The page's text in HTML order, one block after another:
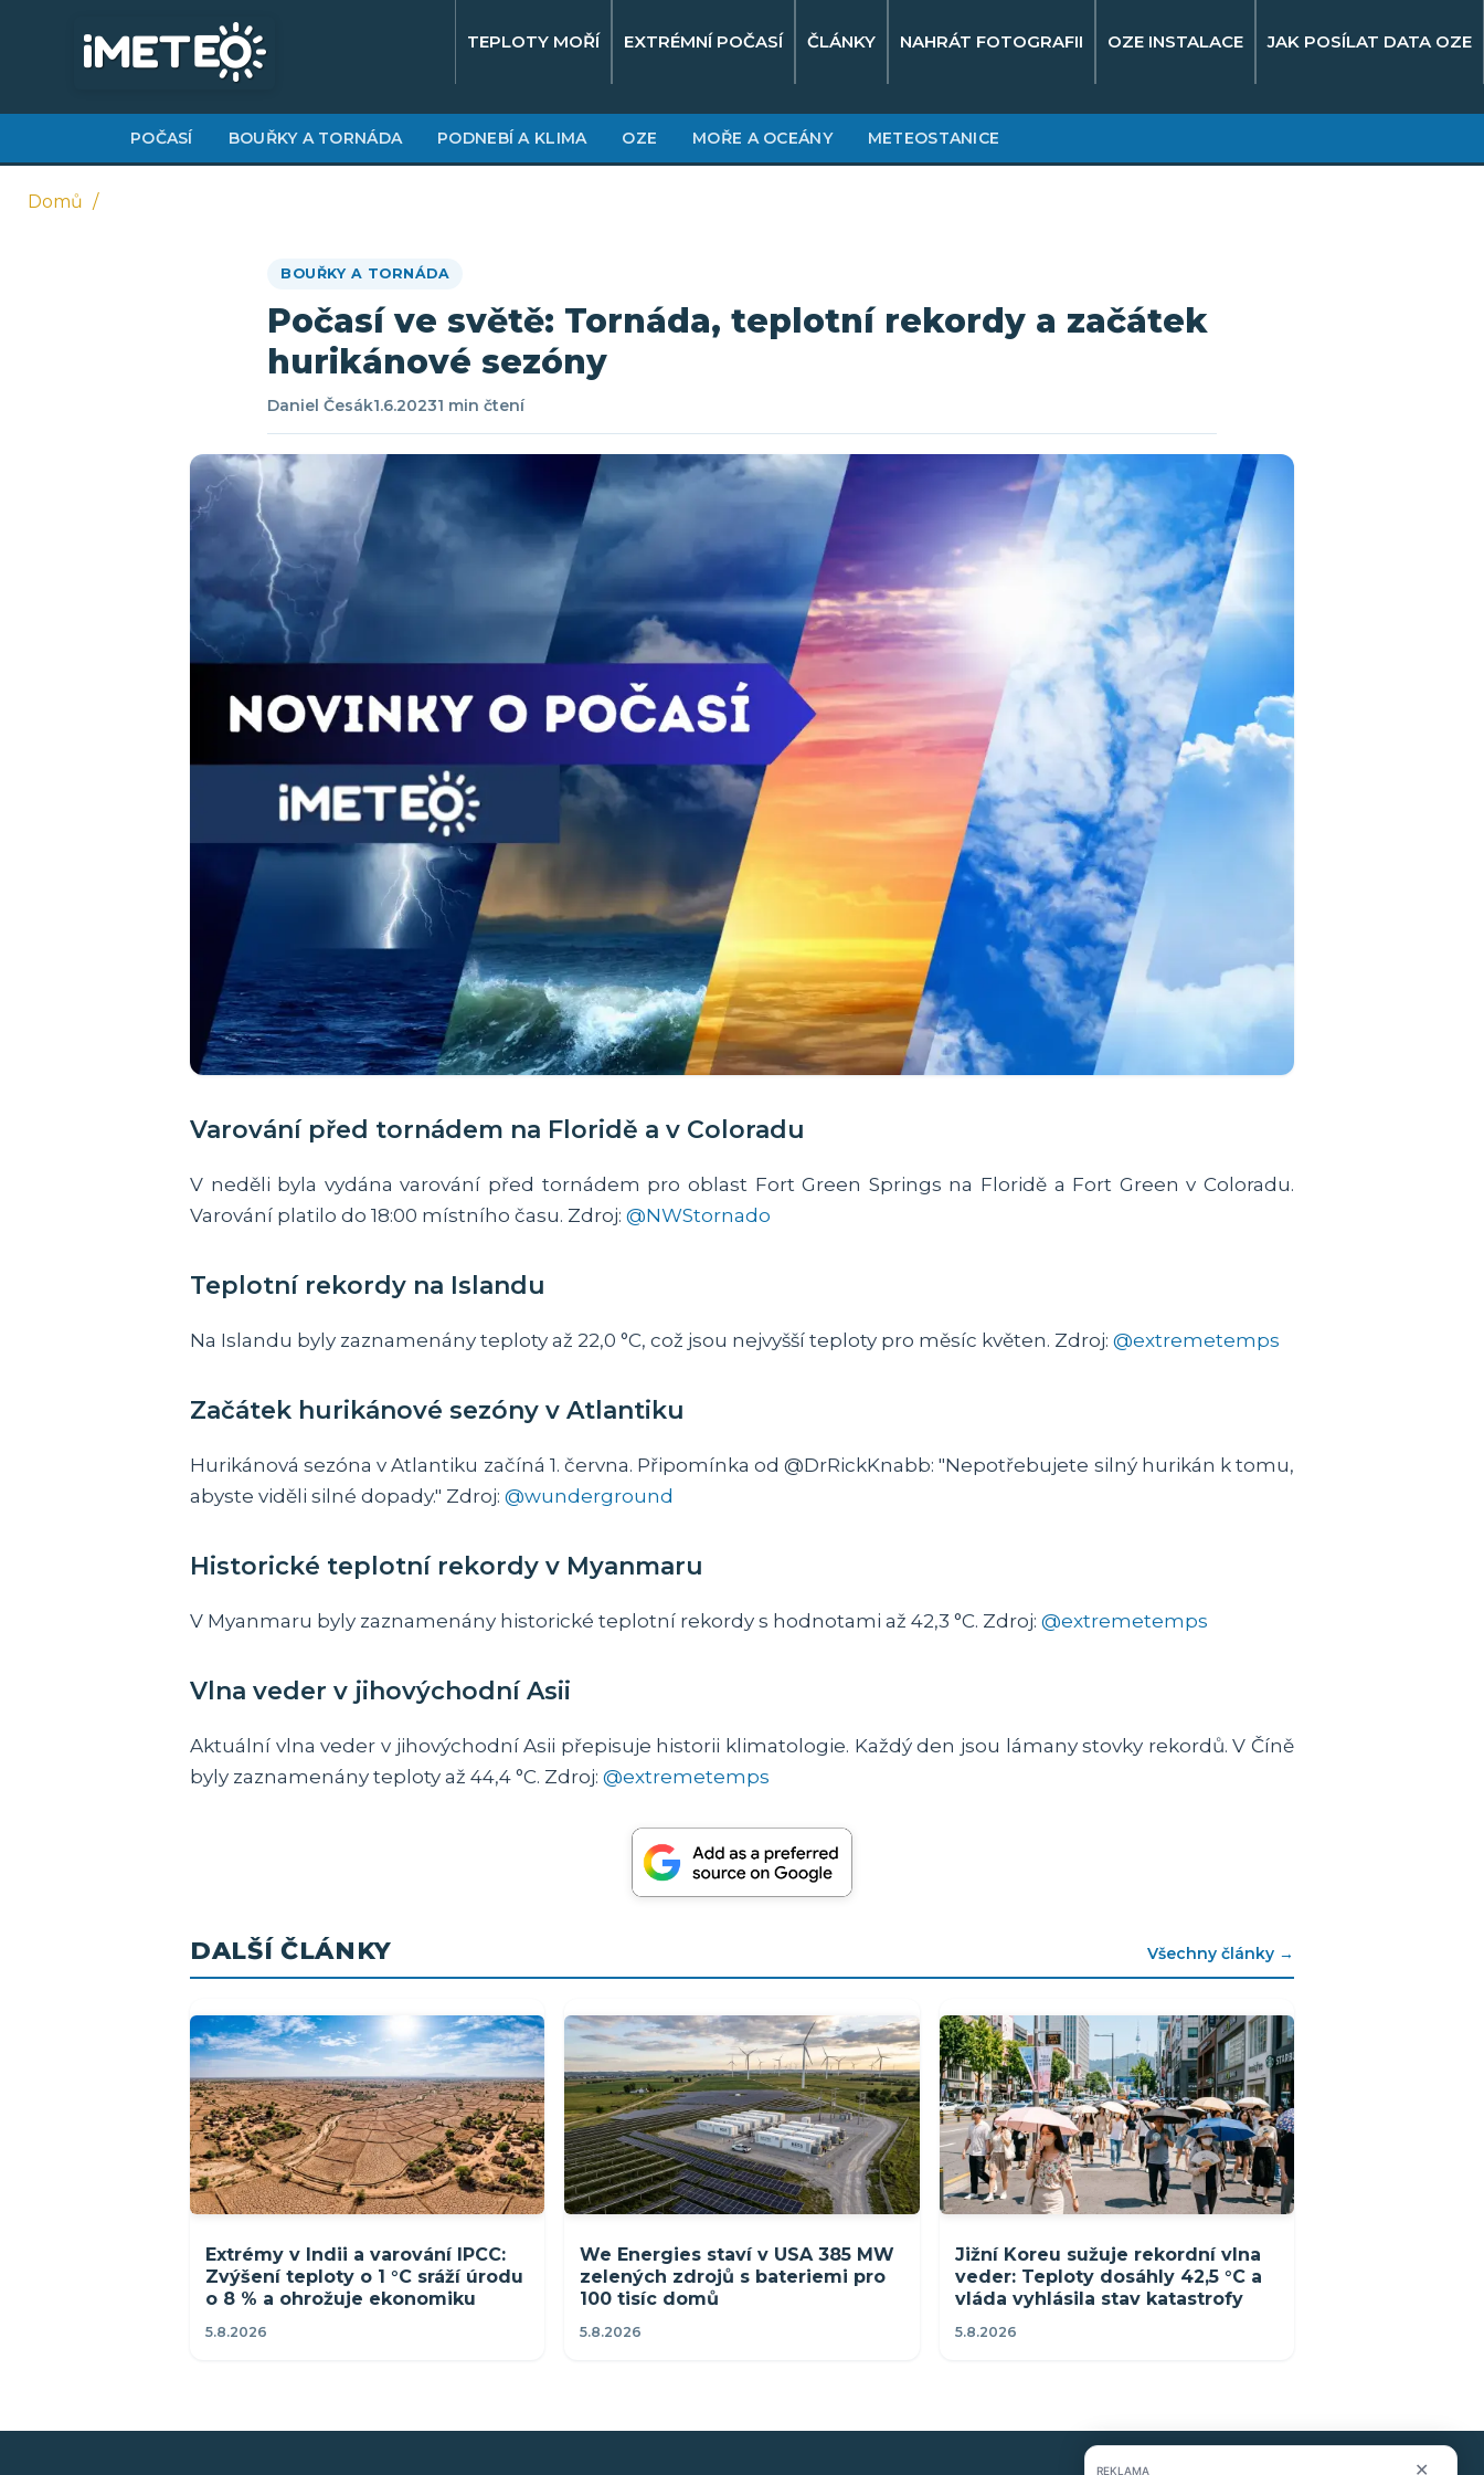
hlavnímu
TEPLOTY MOŘÍ EXTRÉMNÍ POČASÍ ČLÁNKY NAHRÁT FOTOGRAFII OZE INSTALACE JAK POSÍLAT DATA OZE
POČASÍ BOUŘKY A TORNÁDA PODNEBÍ A KLIMA OZE MOŘE A OCEÁNY METEOSTANICE
Domů
BOUŘKY A TORNÁDA
Počasí ve světě: Tornáda, teplotní rekordy a začátek
hurikánové sezóny
Daniel Česák1.6.20231 min čtení
Varování před tornádem na Floridě a v Coloradu
V neděli byla vydána varování před tornádem pro oblast Fort Green Springs na Floridě a Fort Green v Coloradu.
Varování platilo do 18:00 místního času. Zdroj: @NWStornado
Teplotní rekordy na Islandu
Na Islandu byly zaznamenány teploty až 22,0 °C, což jsou nejvyšší teploty pro měsíc květen. Zdroj: @extremetemps
Začátek hurikánové sezóny v Atlantiku
Hurikánová sezóna v Atlantiku začíná 1. června. Připomínka od @DrRickKnabb: "Nepotřebujete silný hurikán k tomu,
abyste viděli silné dopady." Zdroj: @wunderground
Historické teplotní rekordy v Myanmaru
V Myanmaru byly zaznamenány historické teplotní rekordy s hodnotami až 42,3 °C. Zdroj: @extremetemps
Vlna veder v jihovýchodní Asii
Aktuální vlna veder v jihovýchodní Asii přepisuje historii klimatologie. Každý den jsou lámany stovky rekordů. V Číně
byly zaznamenány teploty až 44,4 °C. Zdroj: @extremetemps
DALŠÍ ČLÁNKY Všechny články →
Extrémy v Indii a varování IPCC:
Zvýšení teploty o 1 °C sráží úrodu
o 8 % a ohrožuje ekonomiku
5.8.2026
We Energies staví v USA 385 MW
zelených zdrojů s bateriemi pro
100 tisíc domů
5.8.2026
Jižní Koreu sužuje rekordní vlna
veder: Teploty dosáhly 42,5 °C a
vláda vyhlásila stav katastrofy
5.8.2026
REKLAMA ✕